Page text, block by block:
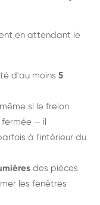
en attendant le
d'au moins 5
si le frelon
— il
à l'intérieur du
des pièces
les fenêtres